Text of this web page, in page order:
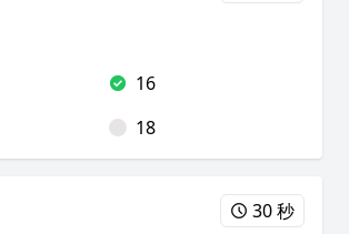
16
18
30 秒